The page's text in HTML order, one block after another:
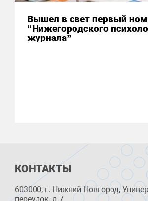
Вышел в свет первый
“Нижегородского
журнала”
КОНТАКТЫ
603000, г. Нижний Новгород,
переулок, д.7